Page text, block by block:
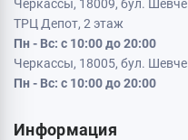
Черкассы, 18009, бул.
ТРЦ Депот, 2 этаж
Пн - Вс: с 10:00 до 20:00
Черкассы, 18005, бул.
Пн - Вс: с 10:00 до 20:00
Информация